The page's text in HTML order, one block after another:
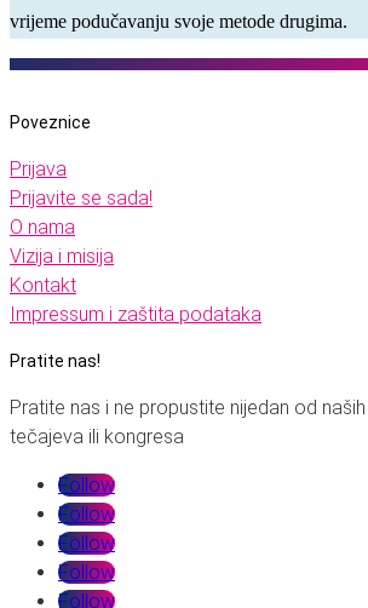
vrijeme podučavanju svoje metode drugima.
Poveznice
Prijava
Prijavite se sada!
O nama
Vizija i misija
Kontakt
Impressum i zaštita podataka
Pratite nas!
Pratite nas i ne propustite nijedan od
tečajeva ili kongresa
Follow
Follow
Follow
Follow
Follow